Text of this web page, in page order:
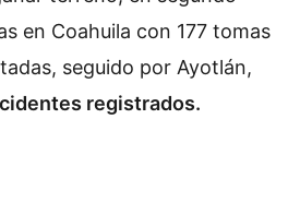
en Coahuila con 177 tomas
seguido por Ayotlán,
registrados.